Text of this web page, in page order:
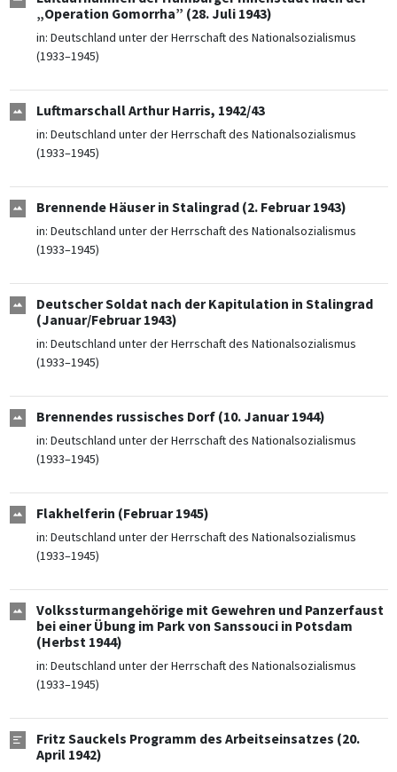
„Operation Gomorrha” (28. Juli 1943)
in: Deutschland unter der Herrschaft des Nationalsozialismus
(1933–1945)
Luftmarschall Arthur Harris, 1942/43
in: Deutschland unter der Herrschaft des Nationalsozialismus
(1933–1945)
Brennende Häuser in Stalingrad (2. Februar 1943)
in: Deutschland unter der Herrschaft des Nationalsozialismus
(1933–1945)
Deutscher Soldat nach der Kapitulation in Stalingrad
(Januar/Februar 1943)
in: Deutschland unter der Herrschaft des Nationalsozialismus
(1933–1945)
Brennendes russisches Dorf (10. Januar 1944)
in: Deutschland unter der Herrschaft des Nationalsozialismus
(1933–1945)
Flakhelferin (Februar 1945)
in: Deutschland unter der Herrschaft des Nationalsozialismus
(1933–1945)
Volkssturmangehörige mit Gewehren und Panzerfaust
bei einer Übung im Park von Sanssouci in Potsdam
(Herbst 1944)
in: Deutschland unter der Herrschaft des Nationalsozialismus
(1933–1945)
Fritz Sauckels Programm des Arbeitseinsatzes (20.
April 1942)